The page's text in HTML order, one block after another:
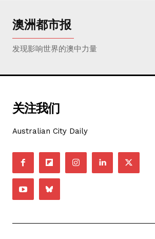
澳洲都市报
发现影响世界的澳中力量
关注我们
Australian City Daily